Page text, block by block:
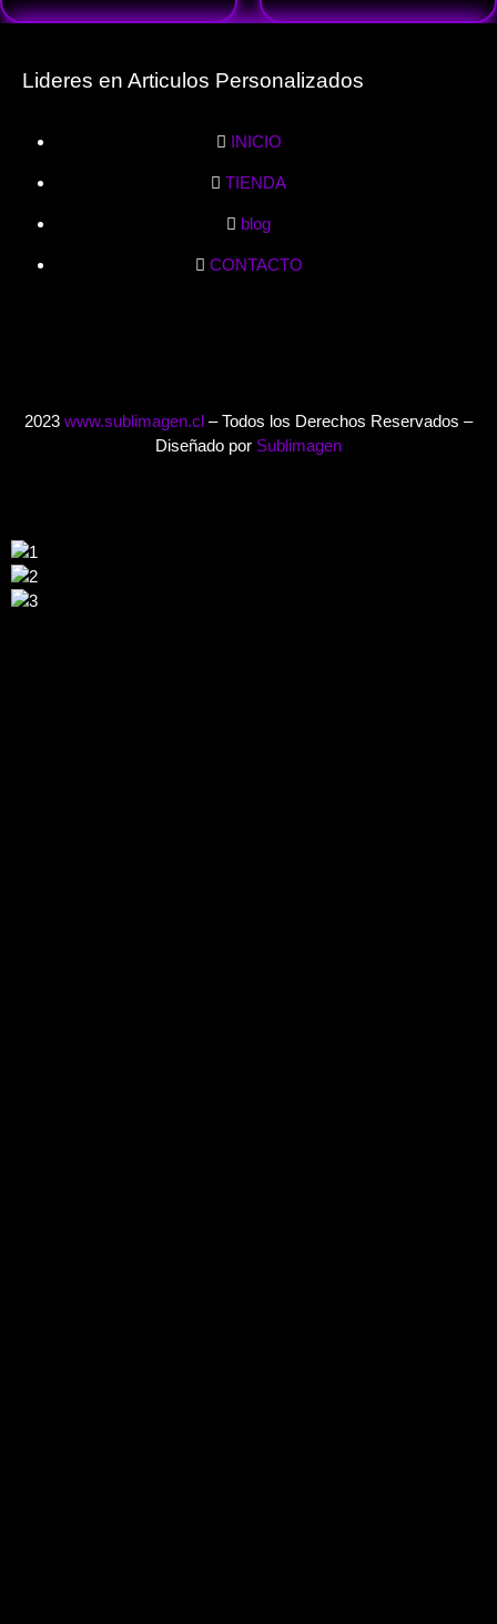
Lideres en Articulos Personalizados
INICIO
TIENDA
blog
CONTACTO
2023 www.sublimagen.cl – Todos los Derechos Reservados –
Diseñado por Sublimagen